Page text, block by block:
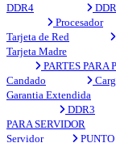
DDR4
Procesador
Tarjeta de Red
Tarjeta Madre
PARTES PARA
Candado
Garantia Extendida
DDR3
PARA SERVIDOR
Servidor